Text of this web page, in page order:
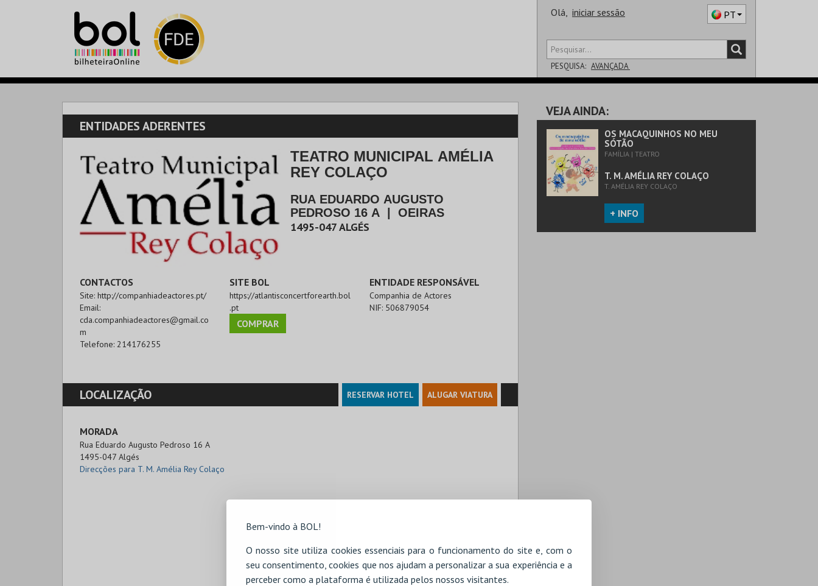
Bem-vindo à BOL!
O nosso site utiliza cookies essenciais para o funcionamento do site e, com o
seu consentimento, cookies que nos ajudam a personalizar a sua experiência e a
perceber como a plataforma é utilizada pelos nossos visitantes.
Olá, iniciar sessão PT
PESQUISA: AVANÇADA
SALA
ENTIDADES ADERENTES
TEATRO MUNICIPAL AMÉLIA
REY COLAÇO
RUA EDUARDO AUGUSTO
PEDROSO 16 A
OEIRAS
1495-047ALGÉS
CONTACTOS
Site: http://companhiadeactores.pt/
Email:
cda.companhiadeactores@gmail.co
m
Telefone: 214176255
SITE BOL
https://atlantisconcertforearth.bol
.pt
COMPRAR
ENTIDADE RESPONSÁVEL
Companhia de Actores
NIF: 506879054
LOCALIZAÇÃO RESERVAR HOTEL ALUGAR VIATURA
MORADA
Rua Eduardo Augusto Pedroso 16 A
1495-047 Algés
Direcções para T. M. Amélia Rey Colaço
VEJA AINDA:
OS MACAQUINHOS NO MEU
SÓTÃO
FAMÍLIA | TEATRO
T. M. AMÉLIA REY COLAÇO
T. AMÉLIA REY COLAÇO
+ INFO